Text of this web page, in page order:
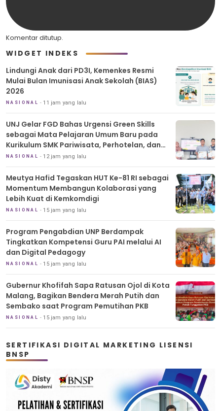
Komentar ditutup.
WIDGET INDEKS
Lindungi Anak dari PD3I, Kemenkes Resmi
Mulai Bulan Imunisasi Anak Sekolah (BIAS)
2026
NASIONAL 11 jam yang lalu
UNJ Gelar FGD Bahas Urgensi Green Skills
sebagai Mata Pelajaran Umum Baru pada
Kurikulum SMK Pariwisata, Perhotelan, dan
UPW
NASIONAL 12 jam yang lalu
Meutya Hafid Tegaskan HUT Ke-81 RI sebagai
Momentum Membangun Kolaborasi yang
Lebih Kuat di Kemkomdigi
NASIONAL 15 jam yang lalu
Program Pengabdian UNP Berdampak
Tingkatkan Kompetensi Guru PAI melalui AI
dan Digital Pedagogy
NASIONAL 15 jam yang lalu
Gubernur Khofifah Sapa Ratusan Ojol di Kota
Malang, Bagikan Bendera Merah Putih dan
Sembako saat Program Pemutihan PKB
NASIONAL 15 jam yang lalu
SERTIFIKASI DIGITAL MARKETING LISENSI
BNSP